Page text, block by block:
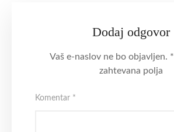
Dodaj odgovor
Vaš e-naslov ne bo objavljen. *
zahtevana polja
Komentar *